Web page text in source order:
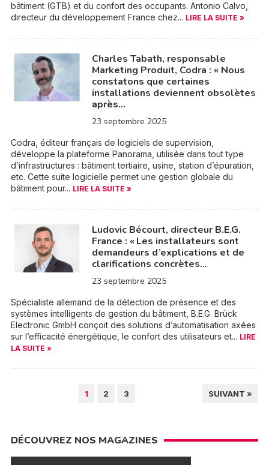
bâtiment (GTB) et du confort des occupants. Antonio Calvo,
directeur du développement France chez... LIRE LA SUITE »
Charles Tabath, responsable
Marketing Produit, Codra : « Nous
constatons que certaines
installations deviennent obsolètes
après…
23 septembre 2025
Codra, éditeur français de logiciels de supervision,
développe la plateforme Panorama, utilisée dans tout type
d’infrastructures : bâtiment tertiaire, usine, station d’épuration,
etc. Cette suite logicielle permet une gestion globale du
bâtiment pour... LIRE LA SUITE »
Ludovic Bécourt, directeur B.E.G.
France : « Les installateurs sont
demandeurs d’explications et de
clarifications concrètes…
23 septembre 2025
Spécialiste allemand de la détection de présence et des
systèmes intelligents de gestion du bâtiment, B.E.G. Brück
Electronic GmbH conçoit des solutions d’automatisation axées
sur l’efficacité énergétique, le confort des utilisateurs et... LIRE
LA SUITE »
1 2 3 SUIVANT »
DÉCOUVREZ NOS MAGAZINES